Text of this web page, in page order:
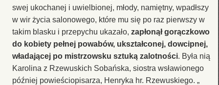
swej ukochanej i uwielbionej, młody, namiętny, wpadłszy
w wir życia salonowego, które mu się po raz pierwszy w
takim blasku i przepychu ukazało, zapłonął gorączkowo
do kobiety pełnej powabów, ukształconej, dowcipnej,
władającej po mistrzowsku sztuką zalotności. Była nią
Karolina z Rzewuskich Sobańska, siostra wsławionego
później powieściopisarza, Henryka hr. Rzewuskiego. „